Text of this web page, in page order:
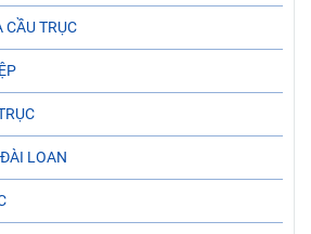
CẦU TRỤC
LOAN